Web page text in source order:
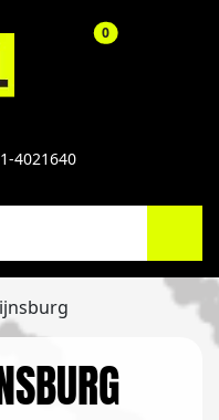
4021640
0aantal